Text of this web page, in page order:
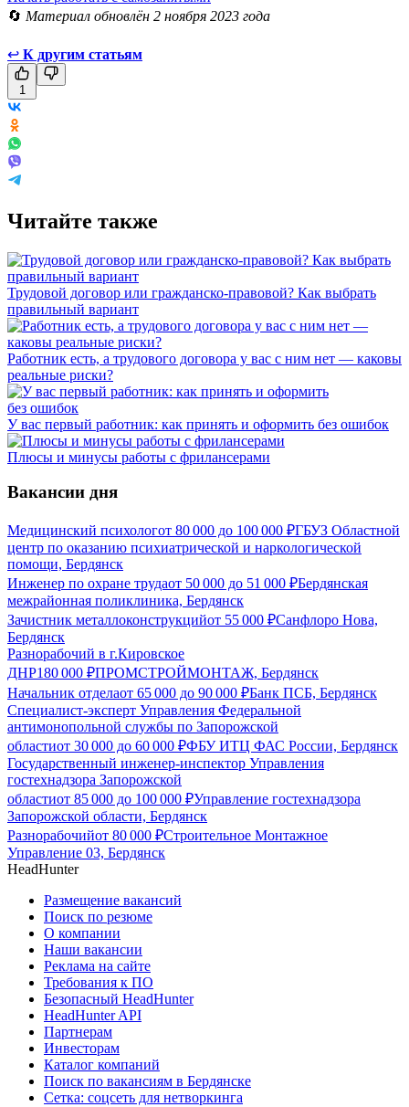
🔄 Материал обновлён 2 ноября 2023 года
↩ К другим статьям
1
Читайте также
Трудовой договор или гражданско-правовой? Как выбрать
правильный вариант
Работник есть, а трудового договора у вас с ним нет — каковы
реальные риски?
У вас первый работник: как принять и оформить без ошибок
Плюсы и минусы работы с фрилансерами
Вакансии дня
Медицинский психологот 80 000 до 100 000 ₽ГБУЗ Областной
центр по оказанию психиатрической и наркологической
помощи, Бердянск
Инженер по охране трудаот 50 000 до 51 000 ₽Бердянская
межрайонная поликлиника, Бердянск
Зачистник металлоконструкцийот 55 000 ₽Санфлоро Нова,
Бердянск
Разнорабочий в г.Кировское
ДНР180 000 ₽ПРОМСТРОЙМОНТАЖ, Бердянск
Начальник отделаот 65 000 до 90 000 ₽Банк ПСБ, Бердянск
Специалист-эксперт Управления Федеральной
антимонопольной службы по Запорожской
областиот 30 000 до 60 000 ₽ФБУ ИТЦ ФАС России, Бердянск
Государственный инженер-инспектор Управления
гостехнадзора Запорожской
областиот 85 000 до 100 000 ₽Управление гостехнадзора
Запорожской области, Бердянск
Разнорабочийот 80 000 ₽Строительное Монтажное
Управление 03, Бердянск
HeadHunter
Размещение вакансий
Поиск по резюме
О компании
Наши вакансии
Реклама на сайте
Требования к ПО
Безопасный HeadHunter
HeadHunter API
Партнерам
Инвесторам
Каталог компаний
Поиск по вакансиям в Бердянске
Сетка: соцсеть для нетворкинга